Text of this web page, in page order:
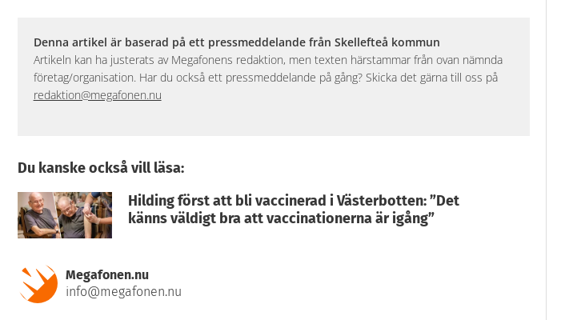
Denna artikel är baserad på ett pressmeddelande från Skellefteå kommun
Artikeln kan ha justerats av Megafonens redaktion, men texten härstammar från ovan nämnda
företag/organisation. Har du också ett pressmeddelande på gång? Skicka det gärna till oss på
redaktion@megafonen.nu
Du kanske också vill läsa:
Hilding först att bli vaccinerad i Västerbotten: ”Det
känns väldigt bra att vaccinationerna är igång”
Megafonen.nu
info@megafonen.nu